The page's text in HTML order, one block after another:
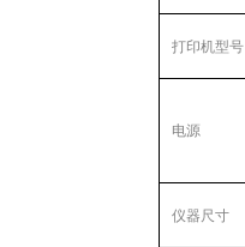
打印机型号
电源
仪器尺寸